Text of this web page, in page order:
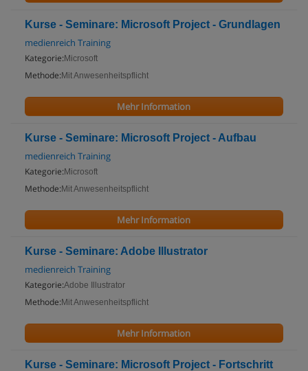
Kurse - Seminare: Microsoft Project - Grundlagen
medienreich Training
Kategorie: Microsoft
Methode: Mit Anwesenheitspflicht
Mehr Information
Kurse - Seminare: Microsoft Project - Aufbau
medienreich Training
Kategorie: Microsoft
Methode: Mit Anwesenheitspflicht
Mehr Information
Kurse - Seminare: Adobe Illustrator
medienreich Training
Kategorie:Adobe Illustrator
Methode: Mit Anwesenheitspflicht
Mehr Information
Kurse - Seminare: Microsoft Project - Fortschritt